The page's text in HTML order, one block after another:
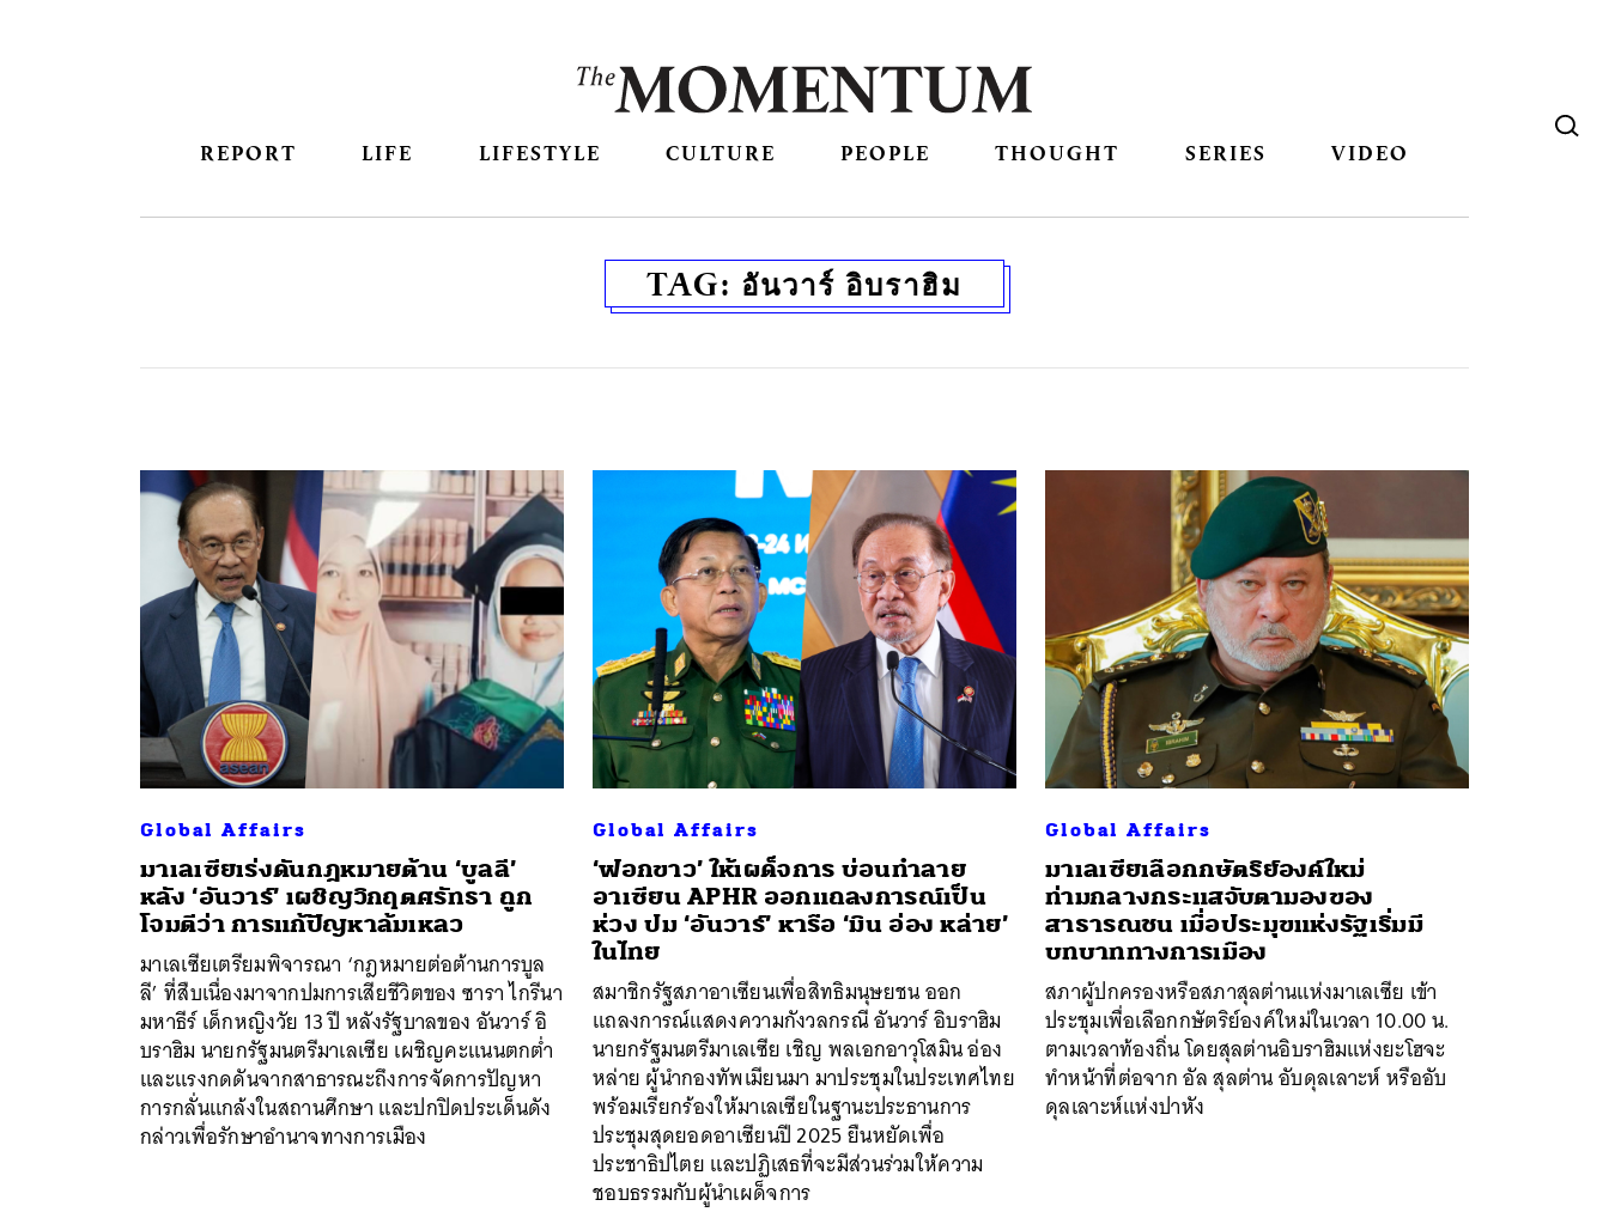
REPORT LIFE LIFESTYLE CULTURE PEOPLE THOUGHT SERIES VIDEO
TAG: อันวาร์ อิบราฮิม
Global Affairs
มาเลเซียเร่งดันกฎหมายต้าน ‘บูลลี’
หลัง ‘อันวาร์’ เผชิญวิกฤตศรัทธา ถูก
โจมตีว่า การแก้ปัญหาล้มเหลว
มาเลเซียเตรียมพิจารณา ‘กฎหมายต่อต้านการบูล
ลี’ ที่สืบเนื่องมาจากปมการเสียชีวิตของ ซารา ไกรีนา
มหาธีร์ เด็กหญิงวัย 13 ปี หลังรัฐบาลของ อันวาร์​ อิ
บราฮิม นายกรัฐมนตรีมาเลเซีย เผชิญคะแนนตกต่ำ
และแรงกดดันจากสาธารณะถึงการจัดการปัญหา
การกลั่นแกล้งในสถานศึกษา และปกปิดประเด็นดัง
กล่าวเพื่อรักษาอำนาจทางการเมือง
Global Affairs
‘ฟอกขาว’ ให้เผด็จการ บ่อนทำลาย
อาเซียน APHR ออกแถลงการณ์เป็น
ห่วง ปม ‘อันวาร์’ หารือ ‘มิน อ่อง หล่าย’
ในไทย
สมาชิกรัฐสภาอาเซียนเพื่อสิทธิมนุษยชน ออก
แถลงการณ์แสดงความกังวลกรณี อันวาร์ อิบราฮิม
นายกรัฐมนตรีมาเลเซีย เชิญ พลเอกอาวุโสมิน อ่อง
หล่าย ผู้นำกองทัพเมียนมา มาประชุมในประเทศไทย
พร้อมเรียกร้องให้มาเลเซียในฐานะประธานการ
ประชุมสุดยอดอาเซียนปี 2025 ยืนหยัดเพื่อ
ประชาธิปไตย และปฏิเสธที่จะมีส่วนร่วมให้ความ
ชอบธรรมกับผู้นำเผด็จการ
Global Affairs
มาเลเซียเลือกกษัตริย์องค์ใหม่
ท่ามกลางกระแสจับตามองของ
สาธารณชน เมื่อประมุขแห่งรัฐเริ่มมี
บทบาททางการเมือง
สภาผู้ปกครองหรือสภาสุลต่านแห่งมาเลเซีย เข้า
ประชุมเพื่อเลือกกษัตริย์องค์ใหม่ในเวลา 10.00 น.
ตามเวลาท้องถิ่น โดยสุลต่านอิบราฮิมแห่งยะโฮจะ
ทำหน้าที่ต่อจาก อัล สุลต่าน อับดุลเลาะห์ หรืออับ
ดุลเลาะห์แห่งปาหัง